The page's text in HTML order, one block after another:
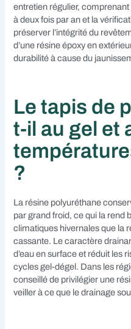
entretien régulier,
à deux fois par an et la
préserver l’intégrité du
d’une résine époxy en
durabilité à cause du
Le tapis de
t-il au gel et
?
La résine polyuréthane
par grand froid, ce qui la rend
climatiques hivernales que la
cassante. Le caractère
d’eau en surface et réduit les
cycles gel-dégel. Dans les
conseillé de privilégier une
veiller à ce que le drainage